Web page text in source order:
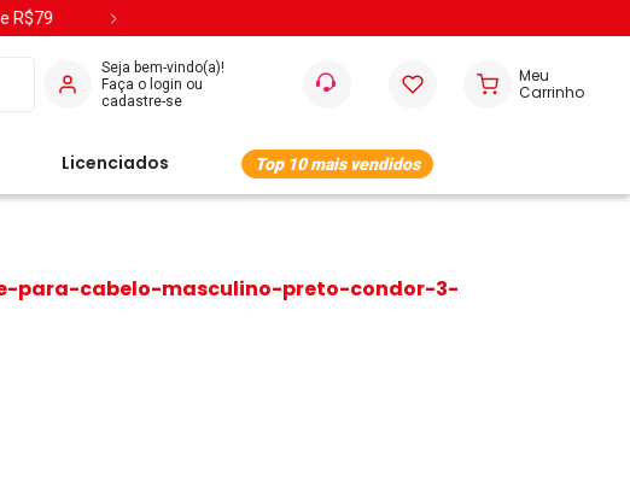
Seja bem-vindo(a)!
Licenciados Top 10 mais vendidos
para-cabelo-masculino-preto-condor-3-